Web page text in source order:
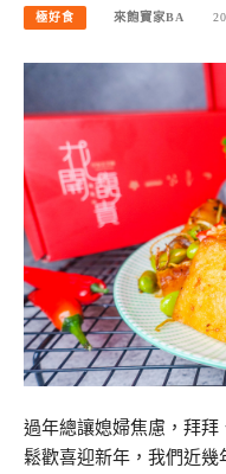
極好食 來飽寶家BA
過年總讓媳婦焦慮，拜拜
鬆歡喜迎新年，我們近